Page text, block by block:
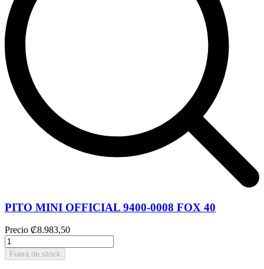
PITO MINI OFFICIAL 9400-0008 FOX 40
Precio ₡8.983,50
Fuera de stock